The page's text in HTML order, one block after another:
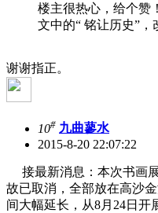
楼主很热心，给个
文中的“ 铭让历史”，
谢谢指正。
10# 九曲蓼水
2015-8-20 22:07:22
接最新消息：本次书画
故已取消，全部放在高沙
间大幅延长，从8月24日开